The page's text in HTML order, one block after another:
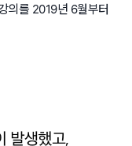
의를 2019년 6월부터